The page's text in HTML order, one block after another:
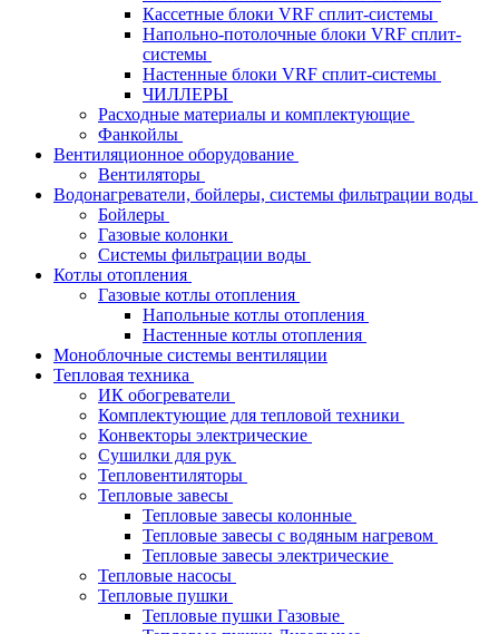
Кассетные блоки VRF сплит-системы
Напольно-потолочные блоки VRF сплит-
системы
Настенные блоки VRF сплит-системы
ЧИЛЛЕРЫ
Расходные материалы и комплектующие
Фанкойлы
Вентиляционное оборудование
Вентиляторы
Водонагреватели, бойлеры, системы фильтрации воды
Бойлеры
Газовые колонки
Системы фильтрации воды
Котлы отопления
Газовые котлы отопления
Напольные котлы отопления
Настенные котлы отопления
Моноблочные системы вентиляции
Тепловая техника
ИК обогреватели
Комплектующие для тепловой техники
Конвекторы электрические
Сушилки для рук
Тепловентиляторы
Тепловые завесы
Тепловые завесы колонные
Тепловые завесы с водяным нагревом
Тепловые завесы электрические
Тепловые насосы
Тепловые пушки
Тепловые пушки Газовые